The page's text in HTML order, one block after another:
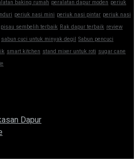
baking rumah peralatan dapur moden periuk
periuk nasi mini periuk nasi pintar periuk nasi
pisau sembelih terbaik Rak dapur terbaik review
sabun cuci untuk minyak degil Sabun pencuci
smart kitchen stand mixer untuk roti sugar cane
Dapur